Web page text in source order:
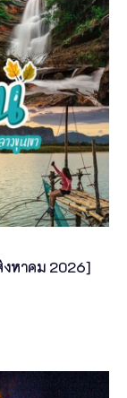
งหาคม 2026]